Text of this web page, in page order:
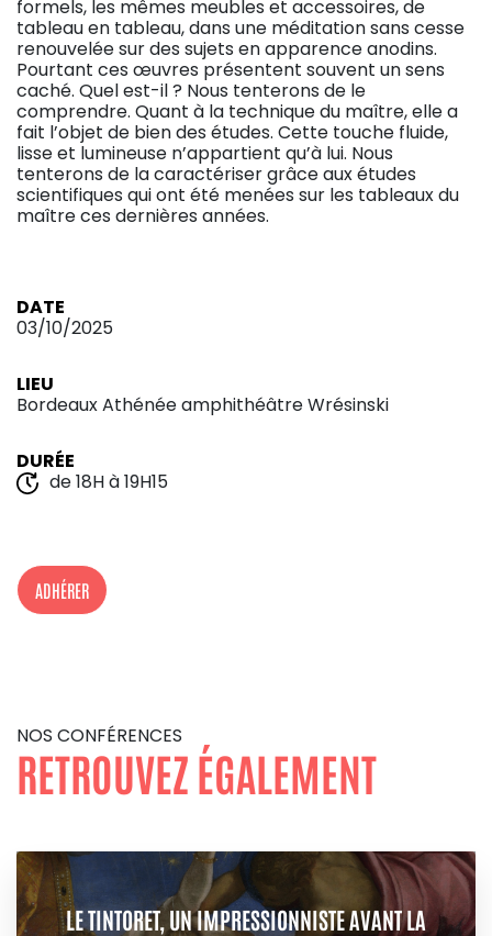
formels, les mêmes meubles et accessoires, de
tableau en tableau, dans une méditation sans cesse
renouvelée sur des sujets en apparence anodins.
Pourtant ces œuvres présentent souvent un sens
caché. Quel est-il ? Nous tenterons de le
comprendre. Quant à la technique du maître, elle a
fait l’objet de bien des études. Cette touche fluide,
lisse et lumineuse n’appartient qu’à lui. Nous
tenterons de la caractériser grâce aux études
scientifiques qui ont été menées sur les tableaux du
maître ces dernières années.
DATE
03/10/2025
LIEU
Bordeaux Athénée amphithéâtre Wrésinski
DURÉE
de 18H à 19H15
ADHÉRER
NOS CONFÉRENCES
RETROUVEZ ÉGALEMENT
LE TINTORET, UN IMPRESSIONNISTE AVANT LA